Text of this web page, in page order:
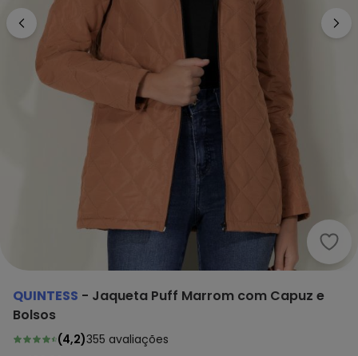
QUINTESS - Jaqueta Puff Marrom com Capuz e
Bolsos
(4,2)355 avaliações